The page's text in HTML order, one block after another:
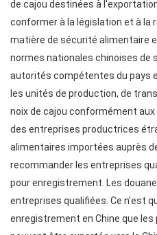
de cajou destinées à
conformer à la législation et à la
matière de sécurité alimentaire
normes nationales chinoises de
autorités compétentes du pays
les unités de production, de
noix de cajou conformément
des entreprises productrices
alimentaires importées auprès
recommander les entreprises
pour enregistrement. Les
entreprises qualifiées. Ce n'est
enregistrement en Chine que